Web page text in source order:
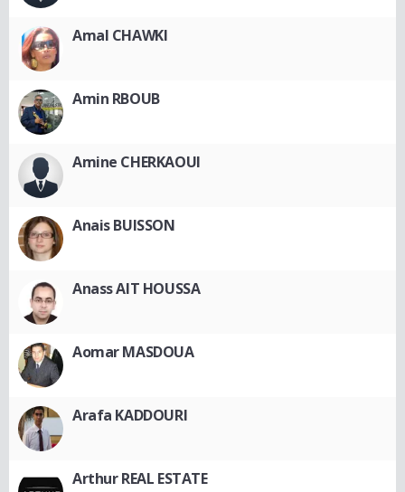
Amal CHAWKI
Amin RBOUB
Amine CHERKAOUI
Anais BUISSON
Anass AIT HOUSSA
Aomar MASDOUA
Arafa KADDOURI
Arthur REAL ESTATE